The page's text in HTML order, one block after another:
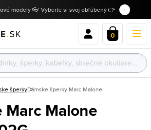
modely 👓 Vyberte si svoj obľúbený 👉
0
šperkyDámske šperky Marc Malone
Marc Malone